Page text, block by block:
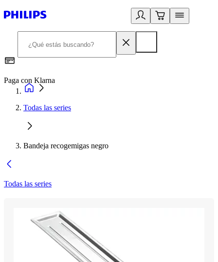
Paga con Klarna
Todas las series
Bandeja recogemigas negro
Todas las series